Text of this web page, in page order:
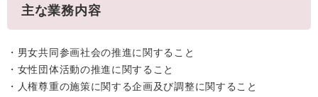
主な業務内容
・男女共同参画社会の推進に関すること
・女性団体活動の推進に関すること
・人権尊重の施策に関する企画及び調整に関すること